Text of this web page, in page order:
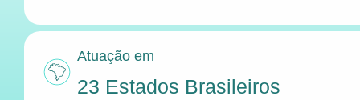
Atuação em
23 Estados Brasileiros